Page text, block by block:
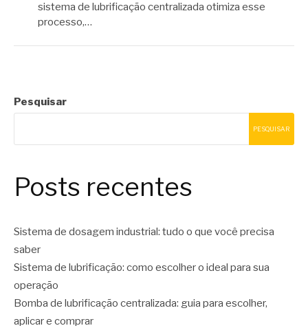
sistema de lubrificação centralizada otimiza esse
processo,…
Pesquisar
PESQUISAR
Posts recentes
Sistema de dosagem industrial: tudo o que você precisa
saber
Sistema de lubrificação: como escolher o ideal para sua
operação
Bomba de lubrificação centralizada: guia para escolher,
aplicar e comprar